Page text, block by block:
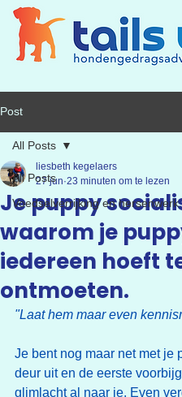
Post
All Posts
Voedselverrijking en hersenwerk
All Posts
Je puppy
waarom je
iedereen hoeft
ontmoeten.
liesbeth kegelaers
27 jun 23 minuten om te lezen
"Laat hem maar even
Je bent nog maar net met je
deur uit en de eerste
glimlacht al naar je. Even